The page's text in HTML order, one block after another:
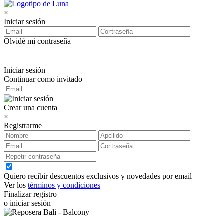
×
Iniciar sesión
Olvidé mi contraseña
Iniciar sesión
Continuar como invitado
Crear una cuenta
×
Registrarme
Quiero recibir descuentos exclusivos y novedades por email
Ver los términos y condiciones
Finalizar registro
o iniciar sesión